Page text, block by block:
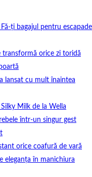
ți bagajul pentru escapade
transformă orice zi toridă
lansat cu mult înaintea
Milk de la Wella
într-un singur gest
orice coafură de vară
eleganța în manichiura